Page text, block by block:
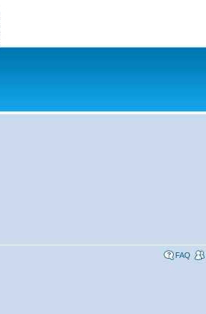
FAQ